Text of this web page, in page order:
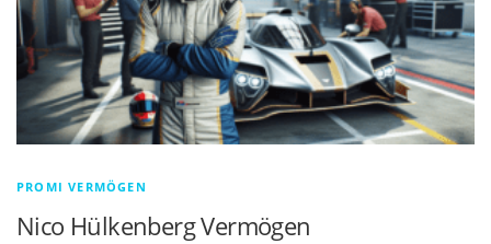
PROMI VERMÖGEN
Nico Hülkenberg Vermögen